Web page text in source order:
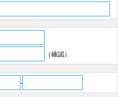
（確認）
-